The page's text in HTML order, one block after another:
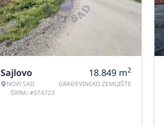
Sajlovo
NOVI SAD
ŠIFRA: #574723
18.849 m2
GRAĐEVINSKO ZEMLJIŠTE